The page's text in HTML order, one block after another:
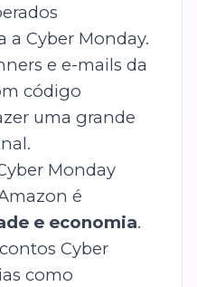
a Cyber Monday.
e e-mails da
código
uma grande
Monday
é
e economia.
Cyber
como